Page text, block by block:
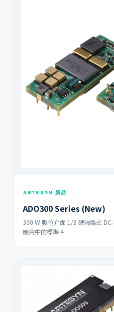
ARTESYN 新品
ADO300 Series (New)
300 W 數位介面 1/8 磚隔離式
應用中的標準 4